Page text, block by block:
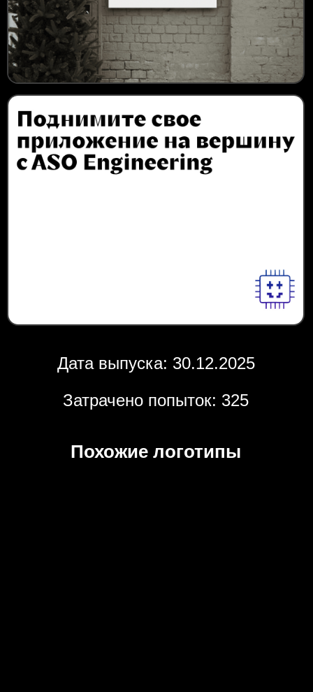
Дата выпуска: 30.12.2025
Затрачено попыток: 325
Похожие логотипы